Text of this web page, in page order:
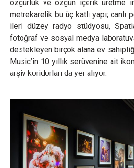
özgürlük ve özgün içerik üretme
metrekarelik bu üç katlı yapı; canlı
ileri düzey radyo stüdyosu,
fotoğraf ve sosyal medya
destekleyen birçok alana ev
Music’in 10 yıllık serüvenine ait
arşiv koridorları da yer alıyor.